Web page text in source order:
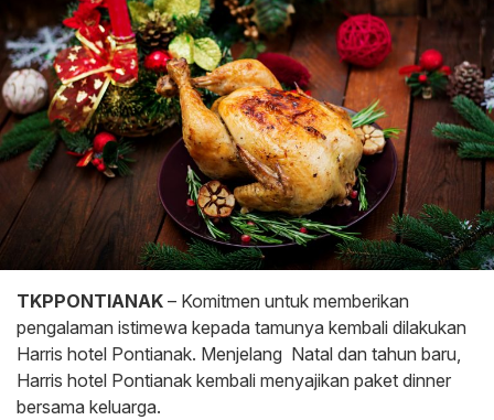
TKPPONTIANAK – Komitmen untuk memberikan
pengalaman istimewa kepada tamunya kembali dilakukan
Harris hotel Pontianak. Menjelang Natal dan tahun baru,
Harris hotel Pontianak kembali menyajikan paket dinner
bersama keluarga.